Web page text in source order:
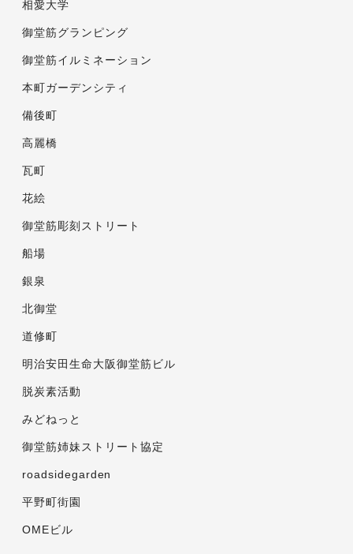
相愛大学
御堂筋グランピング
御堂筋イルミネーション
本町ガーデンシティ
備後町
高麗橋
瓦町
花絵
御堂筋彫刻ストリート
船場
銀泉
北御堂
道修町
明治安田生命大阪御堂筋ビル
脱炭素活動
みどねっと
御堂筋姉妹ストリート協定
roadsidegarden
平野町街園
OMEビル